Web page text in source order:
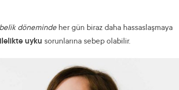
döneminde her gün biraz daha hassaslaşmaya
uyku sorunlarına sebep olabilir.